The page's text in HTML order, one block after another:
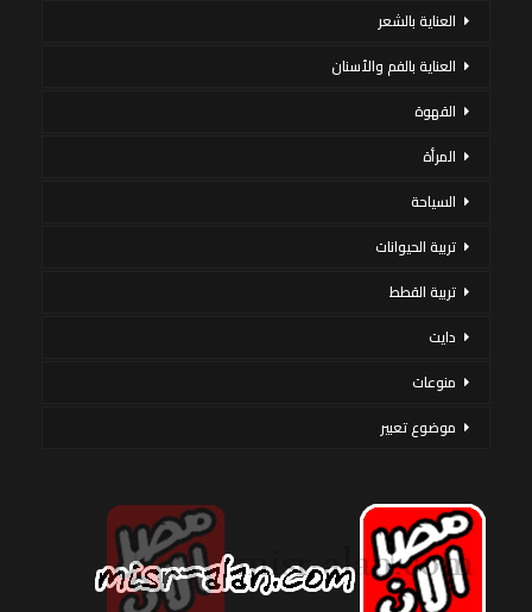
العناية بالشعر
العناية بالفم والأسنان
القهوة
المرأة
السياحة
تربية الحيوانات
تربية القطط
دايت
منوعات
موضوع تعبير